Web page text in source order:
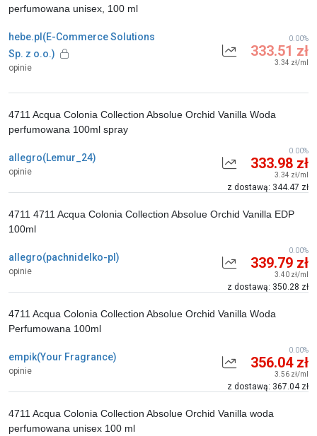
hebe.pl(E-Commerce Solutions
Sp. z o.o.)
opinie
perfumowana unisex, 100 ml
333.51 zł
3.34 zł/ml
0.00%
allegro(Lemur_24)
opinie
4711 Acqua Colonia Collection Absolue Orchid Vanilla Woda
perfumowana 100ml spray
333.98 zł
3.34 zł/ml
z dostawą: 344.47 zł
0.00%
allegro(pachnidelko-pl)
opinie
4711 4711 Acqua Colonia Collection Absolue Orchid Vanilla EDP
100ml
339.79 zł
3.40 zł/ml
z dostawą: 350.28 zł
0.00%
empik(Your Fragrance)
opinie
4711 Acqua Colonia Collection Absolue Orchid Vanilla Woda
Perfumowana 100ml
356.04 zł
3.56 zł/ml
z dostawą: 367.04 zł
0.00%
4711 Acqua Colonia Collection Absolue Orchid Vanilla woda
perfumowana unisex 100 ml